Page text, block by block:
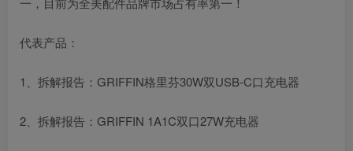
代表产品：
1、拆解报告：GRIFFIN格里芬30W双USB-C口充电器
2、拆解报告：GRIFFIN 1A1C双口27W充电器